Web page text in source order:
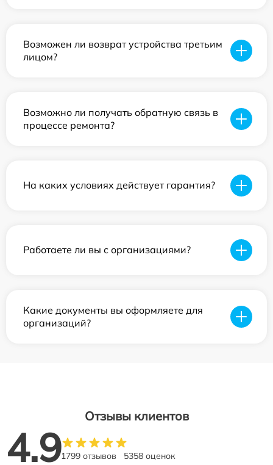
Возможен ли возврат устройства третьим
лицом?
Возможно ли получать обратную связь в
процессе ремонта?
На каких условиях действует гарантия?
Работаете ли вы с организациями?
Какие документы вы оформляете для
организаций?
Отзывы клиентов
4.91799 отзывов 5358 оценок